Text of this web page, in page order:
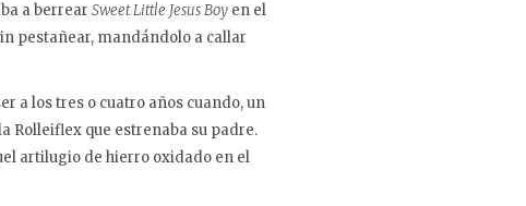
a berrear Sweet Little Jesus Boy en el
pestañear, mandándolo a callar
a los tres o cuatro años cuando, un
Rolleiflex que estrenaba su padre.
artilugio de hierro oxidado en el